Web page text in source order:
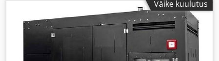
Väike kuulutus